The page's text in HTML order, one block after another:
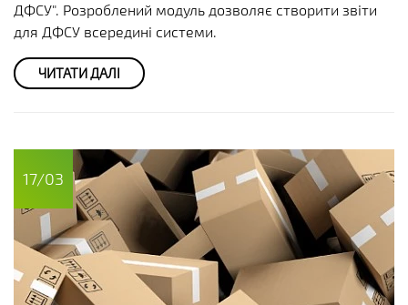
ДФСУ". Розроблений модуль дозволяє створити звіти
для ДФСУ всередині системи.
ЧИТАТИ ДАЛІ
17/03